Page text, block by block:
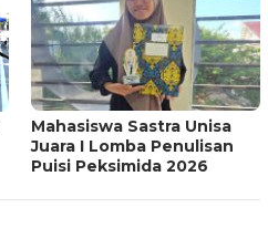
Mahasiswa Sastra Unisa
Juara I Lomba Penulisan
Puisi Peksimida 2026